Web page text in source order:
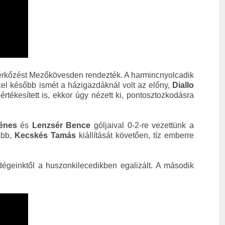
Mezőkövesden rendezték. A harmincnyolcadik
később ismét a házigazdáknál volt az előny, Diallo
értékesített is, ekkor úgy nézett ki, pontosztozkodásra
és Lenzsér Bence góljaival 0-2-re vezettünk a
Kecskés Tamáskiállítását követően, tíz emberre
a huszonkilecedikben egalizált. A második